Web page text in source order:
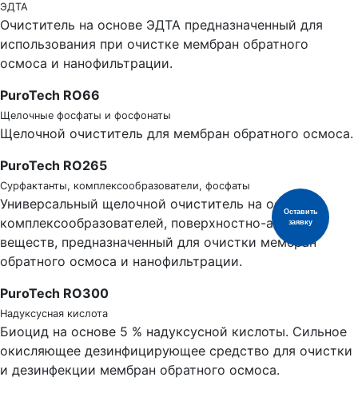
Оставить
заявку
ЭДTA
Очиститель на основе ЭДTA предназначенный для
использования при очистке мембран обратного
осмоса и нанофильтрации.
PuroTech RO66
Щелочные фосфаты и фосфонаты
Щелочной очиститель для мембран обратного осмоса.
PuroTech RO265
Сурфактанты, комплексообразователи, фосфаты
Универсальный щелочной очиститель на основе
комплексообразователей, поверхностно-активных
веществ, предназначенный для очистки мембран
обратного осмоса и нанофильтрации.
PuroTech RO300
Надуксусная кислота
Биоцид на основе 5 % надуксусной кислоты. Сильное
окисляющее дезинфицирующее средство для очистки
и дезинфекции мембран обратного осмоса.